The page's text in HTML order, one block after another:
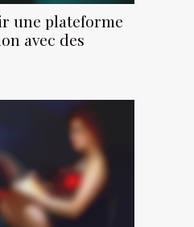
une plateforme
avec des